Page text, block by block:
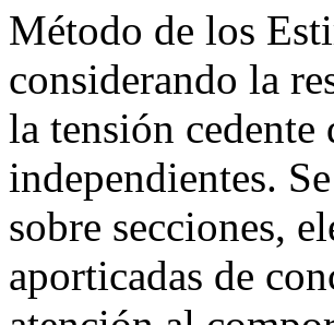
Método de los
considerando la
la tensión
independientes.
sobre secciones,
aporticadas de